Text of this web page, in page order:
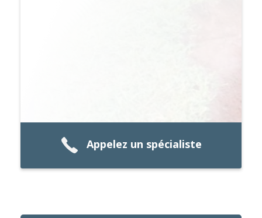
Appelez un spécialiste